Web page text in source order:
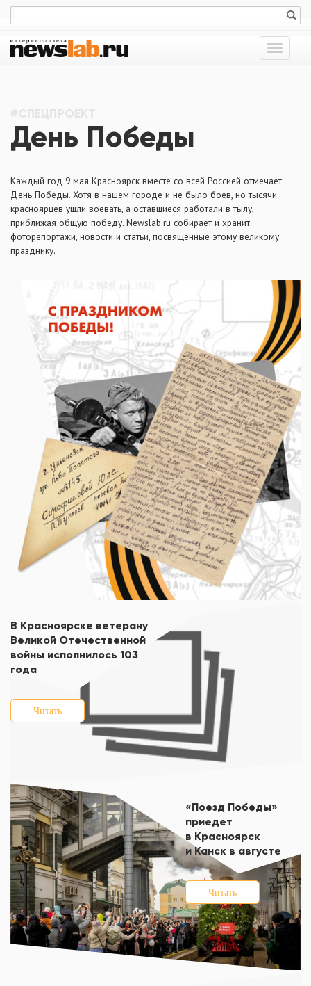
Показать
меню
День Победы
Каждый год 9 мая Красноярск вместе со всей Россией отмечает
День Победы. Хотя в нашем городе и не было боев, но тысячи
красноярцев ушли воевать, а оставшиеся работали в тылу,
приближая общую победу. Newslab.ru собирает и хранит
фоторепортажи, новости и статьи, посвященные этому великому
празднику.
В Красноярске ветерану
Великой Отечественной
войны исполнилось 103
года
Читать
«Поезд Победы»
приедет
в Красноярск
и Канск в августе
Читать